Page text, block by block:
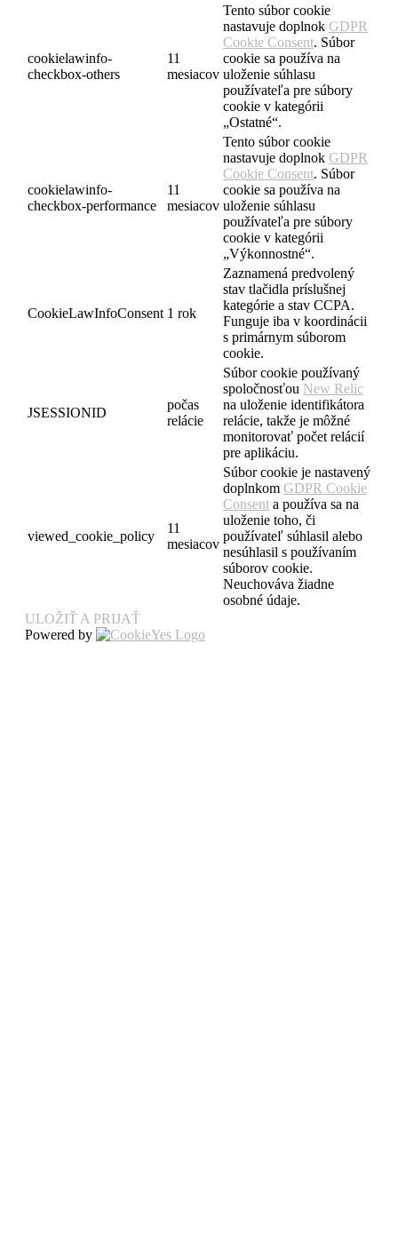
cookielawinfo-
checkbox-others
11
mesiacov
Tento súbor cookie
nastavuje doplnok GDPR
Cookie Consent. Súbor
cookie sa používa na
uloženie súhlasu
používateľa pre súbory
cookie v kategórii
„Ostatné“.
cookielawinfo-
checkbox-performance
11
mesiacov
Tento súbor cookie
nastavuje doplnok GDPR
Cookie Consent. Súbor
cookie sa používa na
uloženie súhlasu
používateľa pre súbory
cookie v kategórii
„Výkonnostné“.
CookieLawInfoConsent 1 rok
Zaznamená predvolený
stav tlačidla príslušnej
kategórie a stav CCPA.
Funguje iba v koordinácii
s primárnym súborom
cookie.
JSESSIONID
počas
relácie
Súbor cookie používaný
spoločnosťou New Relic
na uloženie identifikátora
relácie, takže je môžné
monitorovať počet relácií
pre aplikáciu.
viewed_cookie_policy
11
mesiacov
Súbor cookie je nastavený
doplnkom GDPR Cookie
Consent a používa sa na
uloženie toho, či
používateľ súhlasil alebo
nesúhlasil s používaním
súborov cookie.
Neuchováva žiadne
osobné údaje.
ULOŽIŤ A PRIJAŤ
Powered by